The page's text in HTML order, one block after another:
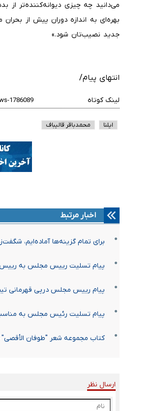
جدید نصیب‌تان شود.»
انتهای پیام/
لینک کوتاه
ایلنا محمدباقر قالیباف
اخبار مرتبط
برای تمام گزینه‌ها آماده‌ایم،
پیام تسلیت رییس مجلس به
پیام رییس مجلس درپی قهرمانی
پیام تسلیت رئیس مجلس به
کتاب مجموعه شعر "طوفان
ارسال نظر